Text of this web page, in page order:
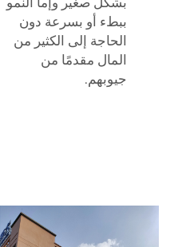
ببطء أو بسرعة دون
الحاجة إلى الكثير من
المال مقدمًا من
جيوبهم.